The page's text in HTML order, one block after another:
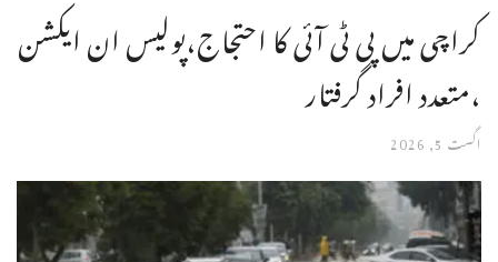
کراچی میں پی ٹی آئی کا احتجاج،پولیس ان ایکشن
،متعدد افراد گرفتار
اگست 5, 2026